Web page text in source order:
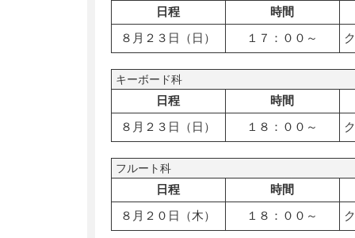
日程
時間
８月２３日（日）
１７：００～
キーボード科
日程
時間
８月２３日（日）
１８：００～
フルート科
日程
時間
８月２０日（木）
１８：００～